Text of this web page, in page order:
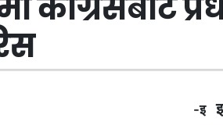
-इ इ